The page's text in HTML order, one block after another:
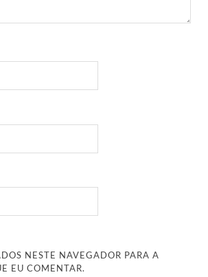
NESTE NAVEGADOR PARA A
EU COMENTAR.